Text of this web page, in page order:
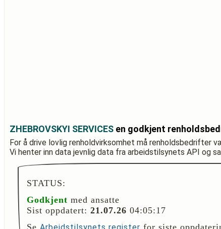
ZHEBROVSKYI SERVICES en godkjent
For å drive lovlig renholdvirksomhet må renholdsbedrifter
Vi henter inn data jevnlig data fra arbeidstilsynets API og
STATUS:
Godkjent med ansatte
Sist oppdatert: 21.07.26 04:05:17
Se
for siste